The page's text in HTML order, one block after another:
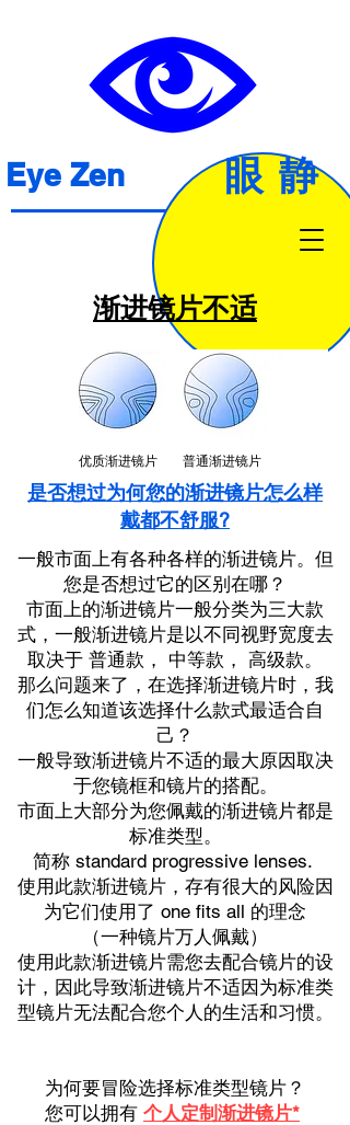
Eye Zen 眼静
渐进镜片不适
优质渐进镜片 普通渐进镜片
是否想过为何您的渐进镜片怎么样
戴都不舒服?
一般市面上有各种各样的渐进镜片。但
您是否想过它的区别在哪？
市面上的渐进镜片一般分类为三大款
式，一般渐进镜片是以不同视野宽度去
取决于 普通款， 中等款， 高级款。
那么问题来了，在选择渐进镜片时，我
们怎么知道该选择什么款式最适合自
己？
一般导致渐进镜片不适的最大原因取决
于您镜框和镜片的搭配。
市面上大部分为您佩戴的渐进镜片都是
标准类型。
简称 standard progressive lenses.
使用此款渐进镜片，存有很大的风险因
为它们使用了 one fits all 的理念
（一种镜片万人佩戴）
使用此款渐进镜片需您去配合镜片的设
计，因此导致渐进镜片不适因为标准类
型镜片无法配合您个人的生活和习惯。
为何要冒险选择标准类型镜片？
您可以拥有 个人定制渐进镜片*